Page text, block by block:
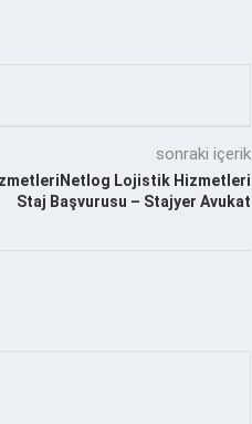
sonraki içerik
Lojistik Hizmetleri
Staj Başvurusu – Stajyer Avukat